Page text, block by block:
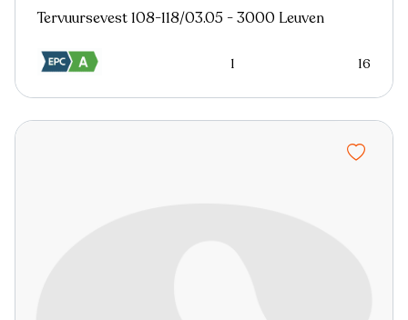
Tervuursevest 108-118/03.05 - 3000 Leuven
1 16